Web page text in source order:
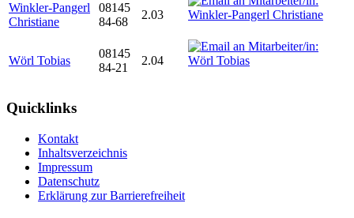
Winkler-Pangerl
Christiane
08145
84-68
2.03
Wörl Tobias
08145
84-21
2.04
Quicklinks
Kontakt
Inhaltsverzeichnis
Impressum
Datenschutz
Erklärung zur Barrierefreiheit